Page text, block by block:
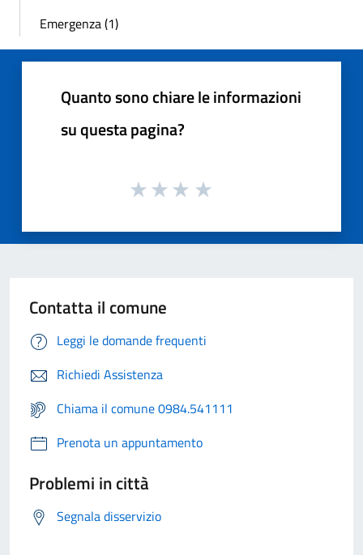
Emergenza (1)
Quanto sono chiare le informazioni
su questa pagina?
Contatta il comune
Leggi le domande frequenti
Richiedi Assistenza
Chiama il comune 0984.541111
Prenota un appuntamento
Problemi in città
Segnala disservizio